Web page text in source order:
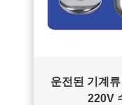
운전된 기계
220V